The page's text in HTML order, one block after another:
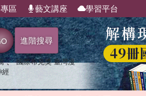
區 藝文講座 學習平台
進階搜尋
、 國際布克獎 臺灣漫
經